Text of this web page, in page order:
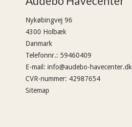
Nykøbingvej 96
4300 Holbæk
Danmark
Telefonnr.: 59460409
E-mail : info@audebo-havecenter.dk
CVR-nummer: 42987654
Sitemap